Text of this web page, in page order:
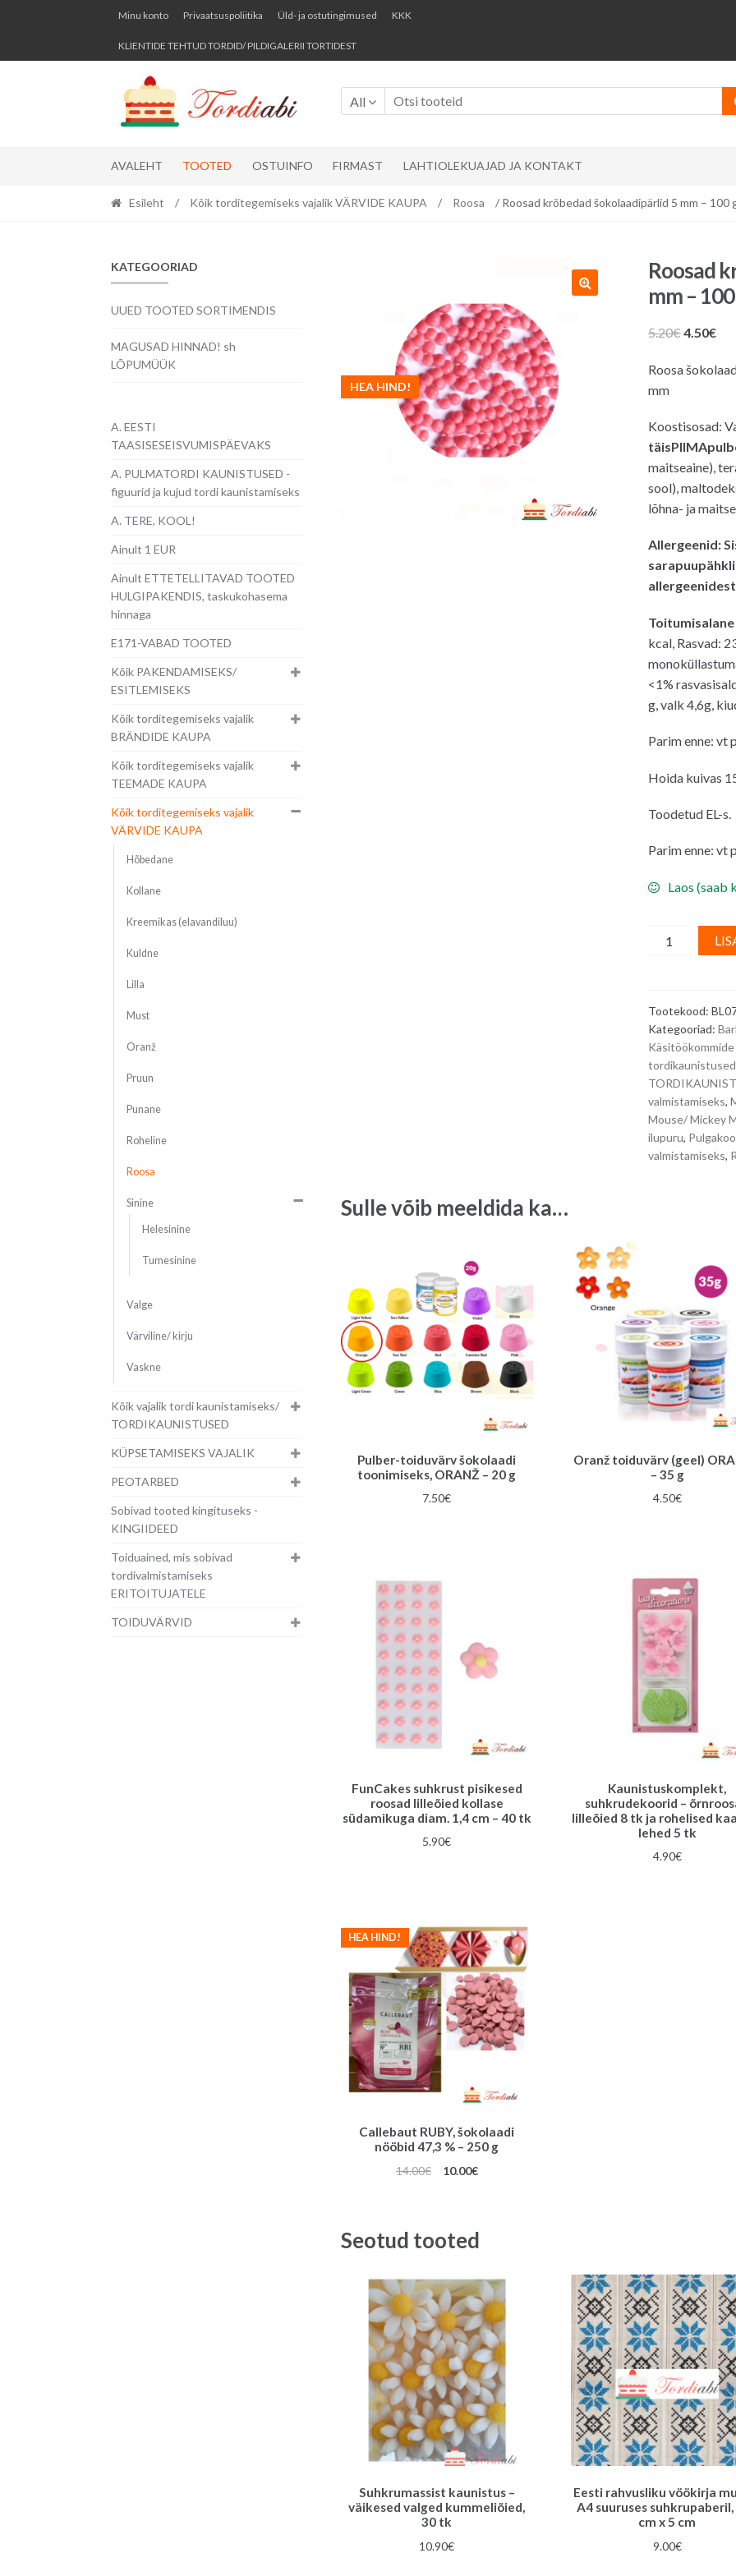
Skip
navigation
Skip
content
Minu konto Privaatsuspoliitika Üld- ja ostutingimused KKK
KLIENTIDE TEHTUD TORDID/ PILDIGALERII TORTIDEST
All
AVALEHT TOOTED OSTUINFO FIRMAST LAHTIOLEKUAJAD JA KONTAKT
Esileht / Kõik torditegemiseks vajalik VÄRVIDE KAUPA / Roosa / Roosad krõbedad šokolaadipärlid 5 mm – 100
HEA HIND!
Roosad
mm –
5.20€Algne
oli:
4.50€
on:
Roosa
mm
Koostisosad:
maitseaine),
sool),
lõhna- ja
Allergeenid:
kcal, Rasvad:
<1%
g, valk 4,6g,
Parim enne: vt
Hoida kuivas
Toodetud EL-s.
Parim enne: vt
Laos (saab
Roosad
krõbedad
mm
-
100
g
quantity
Tootekood:
Kategooriad:
tordikaunistused
valmistamiseks,
Mouse/ Mickey
ilupuru,
valmistamiseks,
Sulle võib meeldida ka…
Pulber-toiduvärv šokolaadi
toonimiseks, ORANŽ – 20 g
7.50€
Oranž toiduvärv (geel)
– 35 g
4.50€
FunCakes suhkrust pisikesed
roosad lilleõied kollase
südamikuga diam. 1,4 cm – 40 tk
5.90€
Kaunistuskomplekt,
suhkrudekoorid –
lilleõied 8 tk ja rohelised
lehed 5 tk
4.90€
Callebaut RUBY, šokolaadi
nööbid 47,3 % – 250 g
HEA HIND!
14.00€
Algne
10.00€Praegune
Seotud tooted
Suhkrumassist kaunistus –
väikesed valged kummeliõied,
30 tk
10.90€
Eesti rahvusliku vöökirja
A4 suuruses suhkrupaberil,
cm x 5 cm
9.00€
KATEGOORIAD
UUED TOOTED SORTIMENDIS
MAGUSAD HINNAD! sh
LÕPUMÜÜK
A. EESTI
TAASISESEISVUMISPÄEVAKS
A. PULMATORDI KAUNISTUSED -
figuurid ja kujud tordi kaunistamiseks
A. TERE, KOOL!
Ainult 1 EUR
Ainult ETTETELLITAVAD TOOTED
HULGIPAKENDIS, taskukohasema
hinnaga
E171-VABAD TOOTED
Kõik PAKENDAMISEKS/
ESITLEMISEKS
Kõik torditegemiseks vajalik
BRÄNDIDE KAUPA
Kõik torditegemiseks vajalik
TEEMADE KAUPA
Kõik torditegemiseks vajalik
VÄRVIDE KAUPA
Hõbedane
Kollane
Kreemikas (elavandiluu)
Kuldne
Lilla
Must
Oranž
Pruun
Punane
Roheline
Roosa
Sinine
Helesinine
Tumesinine
Valge
Värviline/ kirju
Vaskne
Kõik vajalik tordi kaunistamiseks/
TORDIKAUNISTUSED
KÜPSETAMISEKS VAJALIK
PEOTARBED
Sobivad tooted kingituseks -
KINGIIDEED
Toiduained, mis sobivad
tordivalmistamiseks
ERITOITUJATELE
TOIDUVÄRVID